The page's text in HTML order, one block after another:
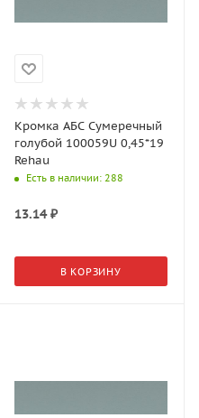
Кромка АБС Сумеречный
голубой 100059U 0,45*19
Rehau
Есть в наличии: 288
13.14₽
В КОРЗИНУ